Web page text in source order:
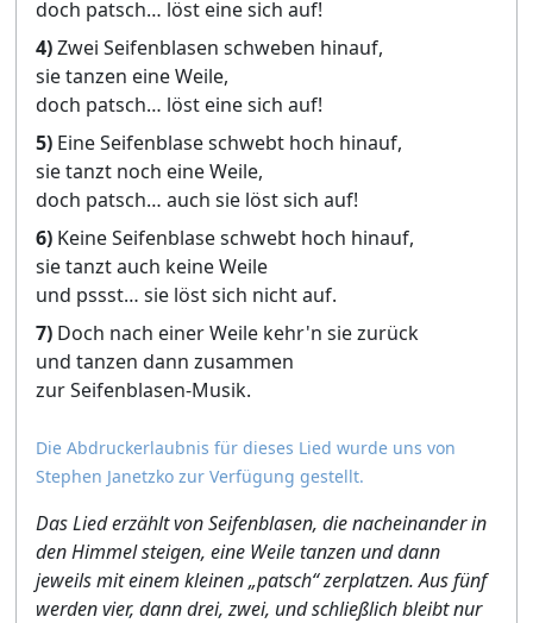
doch patsch… löst eine sich auf!
4)Zwei Seifenblasen schweben hinauf,
sie tanzen eine Weile,
doch patsch… löst eine sich auf!
5) Eine Seifenblase schwebt hoch hinauf,
sie tanzt noch eine Weile,
doch patsch… auch sie löst sich auf!
6) Keine Seifenblase schwebt hoch hinauf,
sie tanzt auch keine Weile
und pssst… sie löst sich nicht auf.
7) Doch nach einer Weile kehr'n sie zurück
und tanzen dann zusammen
zur Seifenblasen-Musik.
Die Abdruckerlaubnis für dieses Lied wurde uns von
Stephen Janetzko zur Verfügung gestellt.
Das Lied erzählt von Seifenblasen, die nacheinander in
den Himmel steigen, eine Weile tanzen und dann
jeweils mit einem kleinen „patsch“ zerplatzen. Aus fünf
werden vier, dann drei, zwei, und schließlich bleibt nur